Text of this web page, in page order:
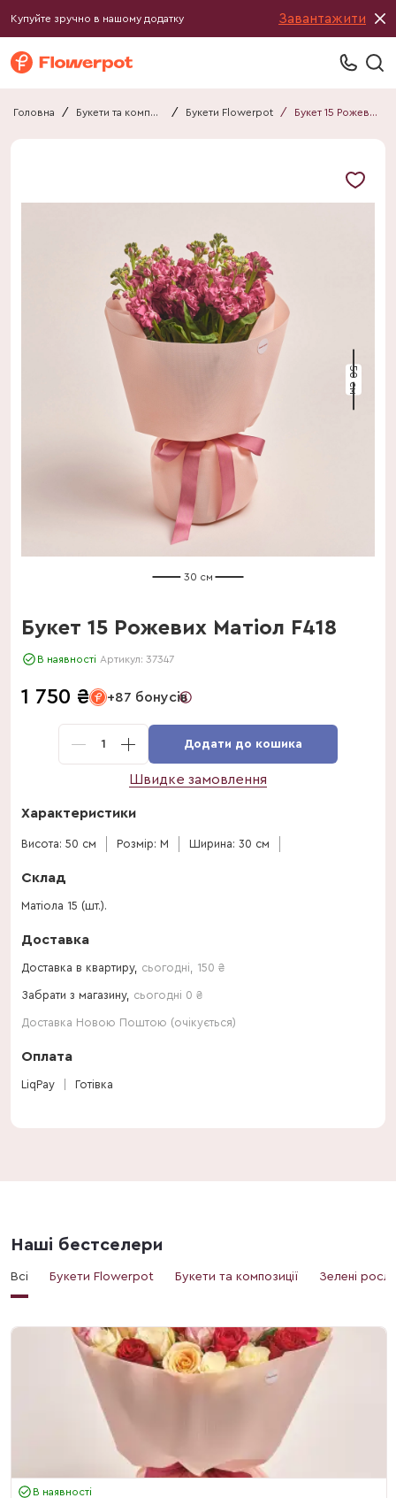
Купуйте зручно в нашому додатку Завантажити
Головна / Букети та композиції / Букети Flowerpot / Букет 15 Рожевих Матіол F418
50 см
30 см
Букет 15 Рожевих Матіол F418
В наявності Артикул: 37347
1 750 ₴ +87 бонусів
1 Додати до кошика
Швидке замовлення
Характеристики
Висота: 50 см Розмір: M Ширина: 30 см
Склад
Матіола 15 (шт.).
Доставка
Доставка в квартиру, сьогодні 150 ₴
Забрати з магазину, сьогодні 0 ₴
Доставка Новою Поштою (очікується)
Оплата
LiqPay Готівка
Наші бестселери
Всі Букети Flowerpot Букети та композиції Зелені
В наявності